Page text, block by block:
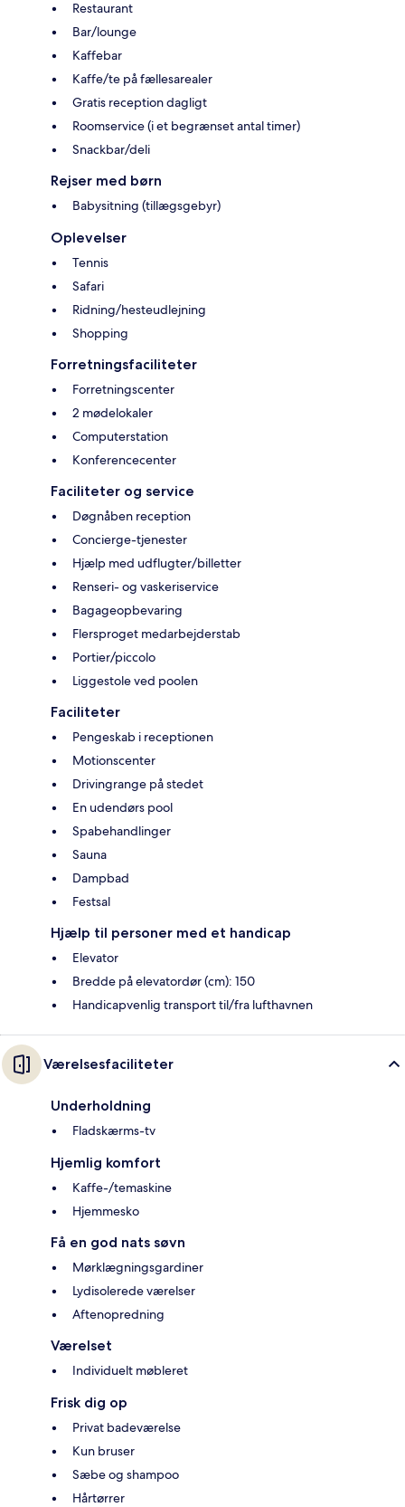
Restaurant
Bar/lounge
Kaffebar
Kaffe/te på fællesarealer
Gratis reception dagligt
Roomservice (i et begrænset antal timer)
Snackbar/deli
Rejser med børn
Babysitning (tillægsgebyr)
Oplevelser
Tennis
Safari
Ridning/hesteudlejning
Shopping
Forretningsfaciliteter
Forretningscenter
2 mødelokaler
Computerstation
Konferencecenter
Faciliteter og service
Døgnåben reception
Concierge-tjenester
Hjælp med udflugter/billetter
Renseri- og vaskeriservice
Bagageopbevaring
Flersproget medarbejderstab
Portier/piccolo
Liggestole ved poolen
Faciliteter
Pengeskab i receptionen
Motionscenter
Drivingrange på stedet
En udendørs pool
Spabehandlinger
Sauna
Dampbad
Festsal
Hjælp til personer med et handicap
Elevator
Bredde på elevatordør (cm): 150
Handicapvenlig transport til/fra lufthavnen
Værelsesfaciliteter
Underholdning
Fladskærms-tv
Hjemlig komfort
Kaffe-/temaskine
Hjemmesko
Få en god nats søvn
Mørklægningsgardiner
Lydisolerede værelser
Aftenopredning
Værelset
Individuelt møbleret
Frisk dig op
Privat badeværelse
Kun bruser
Sæbe og shampoo
Hårtørrer